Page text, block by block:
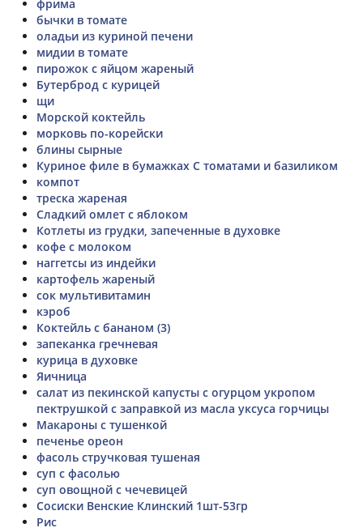
фрима
бычки в томате
оладьи из куриной печени
мидии в томате
пирожок с яйцом жареный
Бутерброд с курицей
щи
Морской коктейль
морковь по-корейски
блины сырные
Куриное филе в бумажках С томатами и базиликом
компот
треска жареная
Сладкий омлет с яблоком
Котлеты из грудки, запеченные в духовке
кофе с молоком
наггетсы из индейки
картофель жареный
сок мультивитамин
кэроб
Коктейль с бананом (3)
запеканка гречневая
курица в духовке
Яичница
салат из пекинской капусты с огурцом укропом
пектрушкой с заправкой из масла уксуса горчицы
Макароны с тушенкой
печенье ореон
фасоль стручковая тушеная
суп с фасолью
суп овощной с чечевицей
Сосиски Венские Клинский 1шт-53гр
Рис